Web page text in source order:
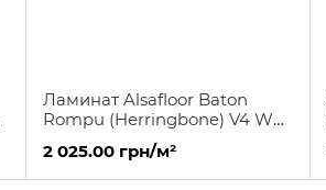
Ламинат Alsafloor Baton
Rompu (Herringbone) V4 WR
X LOCK Улисс
2 025.00 грн/м²